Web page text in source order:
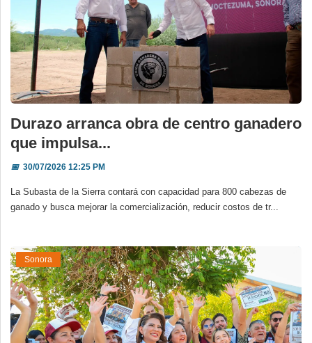
Durazo arranca obra de centro ganadero
que impulsa...
📅30/07/2026 12:25 PM
La Subasta de la Sierra contará con capacidad para 800 cabezas de
ganado y busca mejorar la comercialización, reducir costos de tr...
Sonora